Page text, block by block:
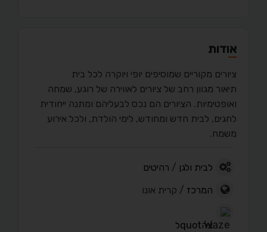
אודות
ציורים מקוריים שמוסיפים יופי ויוקרה לכל בית
תיאור מגוון רחב של ציורים לאווירה של רוגע, שמחה
ואופטימיות. הציורים הם נכס לבעליהם ומתנה ייחודית
לחגים, לבית חדש ומחודש, לימי הולדת, ולכל אירוע
משמח.
לבית ולגן / רהיטים
המרכז / קרית אונו
צהquotל